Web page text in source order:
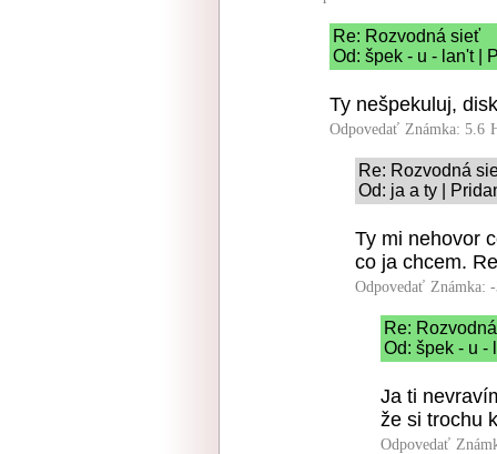
Re: Rozvodná sieť
Od: špek - u - lan't |
Ty nešpekuluj,
Odpovedať Známka: 5.6
Re: Rozvodná
Od: ja a ty |
Ty mi nehovor
co ja chcem.
Odpovedať Známka:
Re:
Od: špek - u -
Ja ti
že si trochu
Odpovedať